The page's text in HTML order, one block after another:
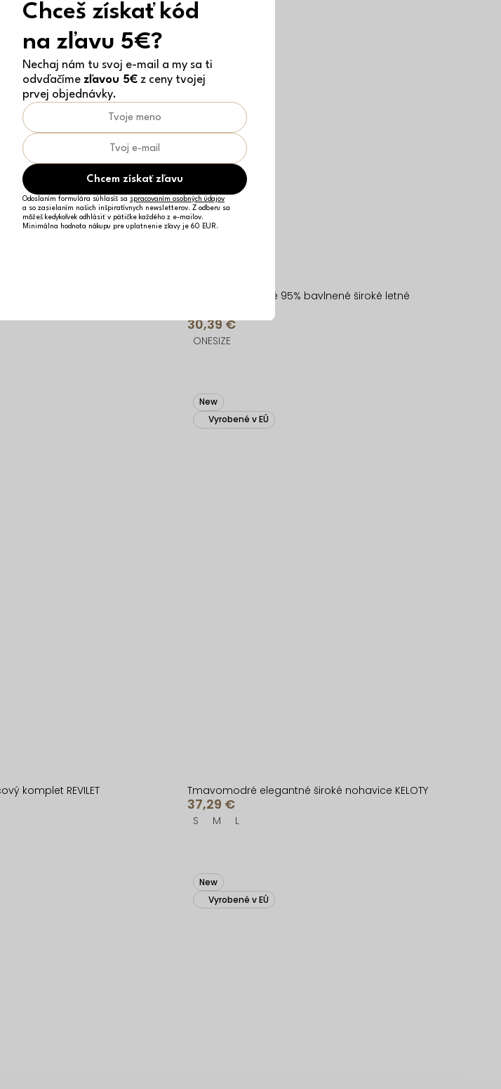
BELLINA
Modré pruhované 95% bavlnené široké letné
30,39 €
ONESIZE
komplet REVILET
New
Vyrobené v EÚ
Tmavomodré elegantné široké nohavice KELOTY
37,29 €
S M L
New
Vyrobené v EÚ
Chceš získať kód
na zľavu 5€?
Nechaj nám tu svoj e-mail a my sa ti
odvďačíme zľavou 5€ z ceny tvojej
prvej objednávky.
Chcem získať zľavu
Odoslaním formulára súhlasíš sa spracovaním osobných údajov
a so zasielaním našich inšpiratívnych newsletterov. Z odberu sa
môžeš kedykoľvek odhlásiť v pätičke každého z e-mailov.
Minimálna hodnota nákupu pre uplatnenie zľavy je 60 EUR.